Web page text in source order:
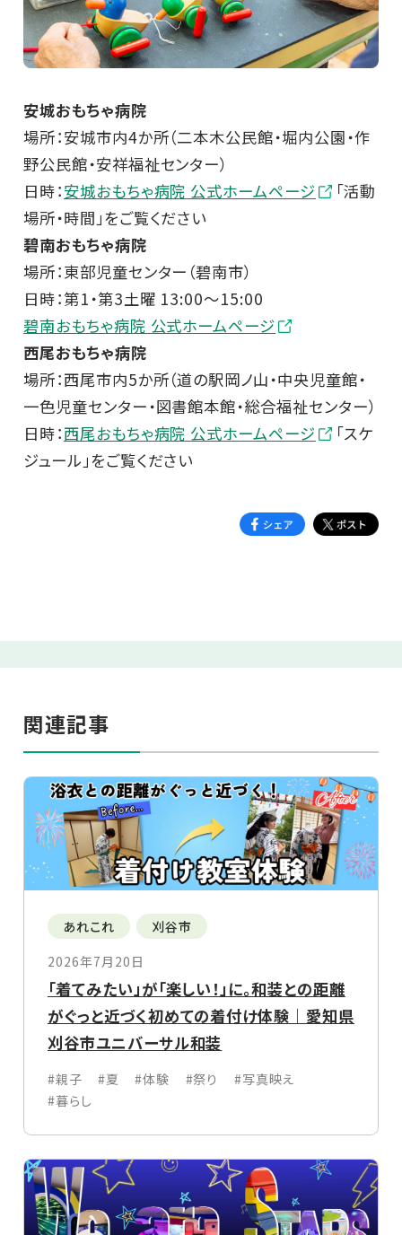
安城おもちゃ病院
場所：安城市内4か所（二本木公民館・堀内公園・作
野公民館・安祥福祉センター）
日時：安城おもちゃ病院 公式ホームページ
「活動
場所・時間」をご覧ください
碧南おもちゃ病院
場所：東部児童センター（碧南市）
日時：第1・第3土曜 13:00～15:00
碧南おもちゃ病院 公式ホームページ
西尾おもちゃ病院
場所：西尾市内5か所（道の駅岡ノ山・中央児童館・
一色児童センター・図書館本館・総合福祉センター）
日時：西尾おもちゃ病院 公式ホームページ
「スケ
ジュール」をご覧ください
関連記事
あれこれ
刈谷市
2026年7月20日
「着てみたい」が「楽しい！」に。和装との距離
がぐっと近づく初めての着付け体験｜愛知県
刈谷市ユニバーサル和装
#親子 #夏 #体験 #祭り
#写真映え
#暮らし